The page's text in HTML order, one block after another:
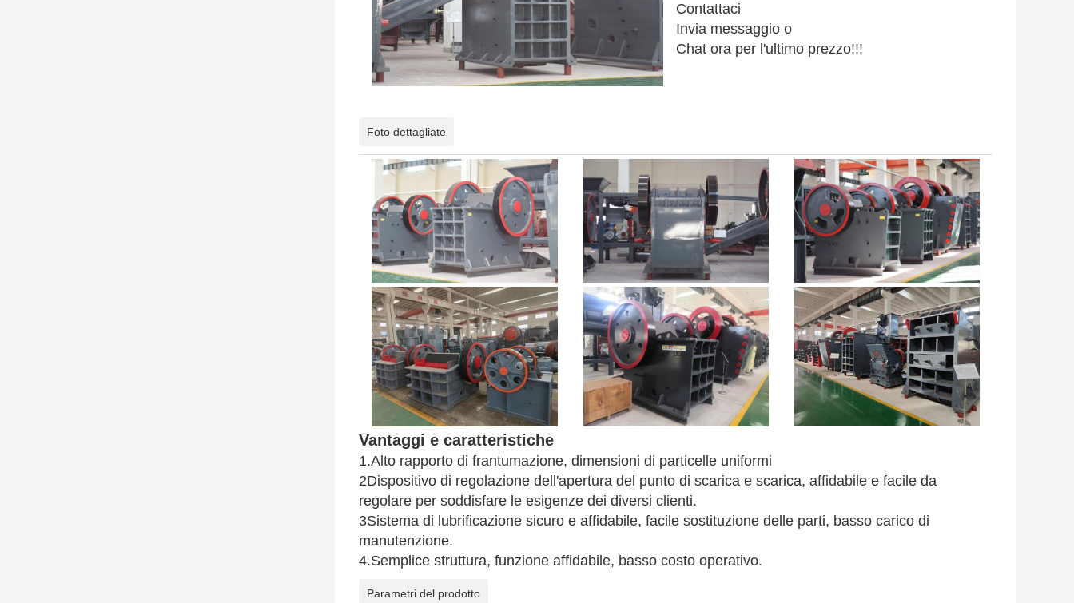
Contattaci
Invia messaggio o
Chat ora per l'ultimo prezzo!!!
Foto dettagliate
Vantaggi e caratteristiche
1.Alto rapporto di frantumazione, dimensioni di particelle uniformi
2Dispositivo di regolazione dell'apertura del punto di scarica e scarica, affidabile e facile da
regolare per soddisfare le esigenze dei diversi clienti.
3Sistema di lubrificazione sicuro e affidabile, facile sostituzione delle parti, basso carico di
manutenzione.
4.Semplice struttura, funzione affidabile, basso costo operativo.
Parametri del prodotto